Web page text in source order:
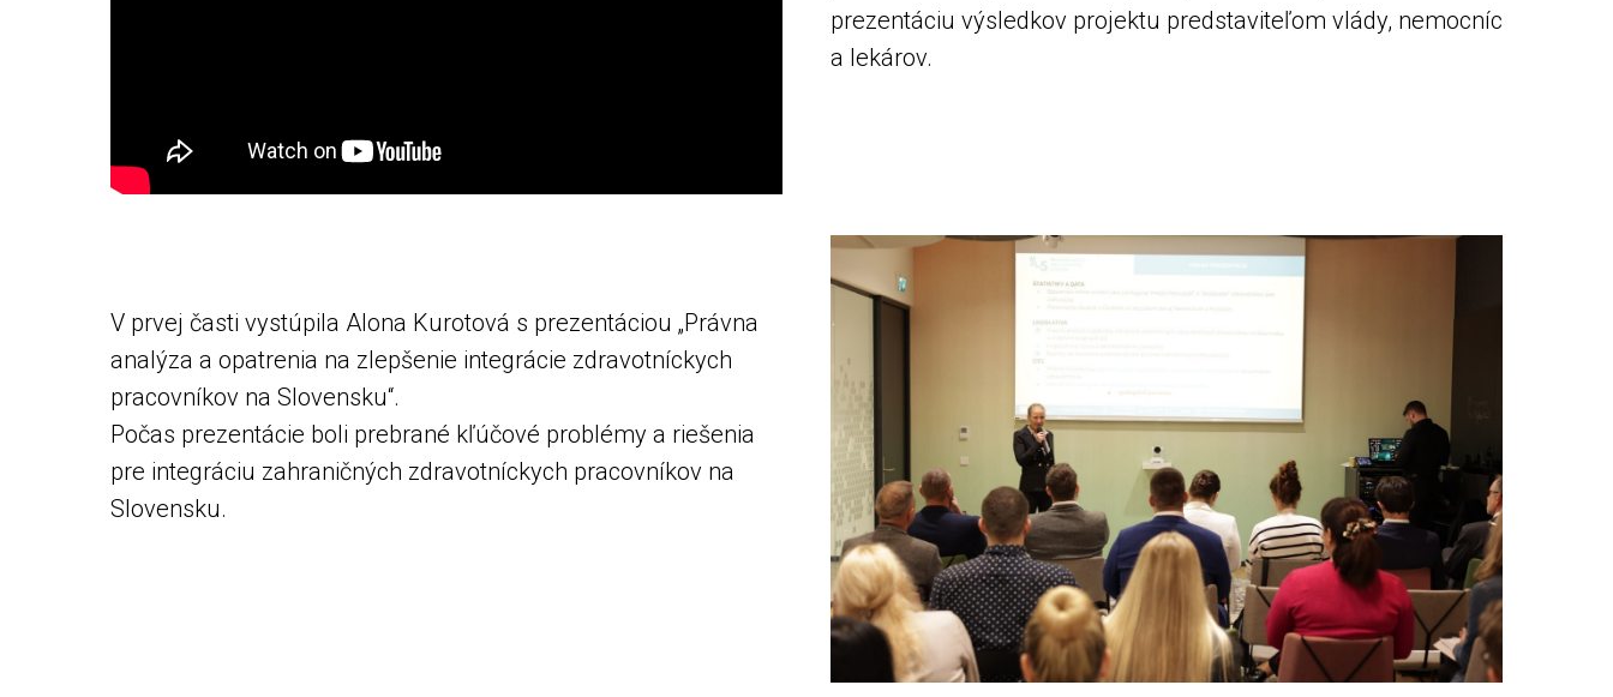
prezentáciu výsledkov projektu predstaviteľom vlády, nemocníc
a lekárov.
V prvej časti vystúpila Alona Kurotová s prezentáciou „Právna
analýza a opatrenia na zlepšenie integrácie zdravotníckych
pracovníkov na Slovensku“.
Počas prezentácie boli prebrané kľúčové problémy a riešenia
pre integráciu zahraničných zdravotníckych pracovníkov na
Slovensku.